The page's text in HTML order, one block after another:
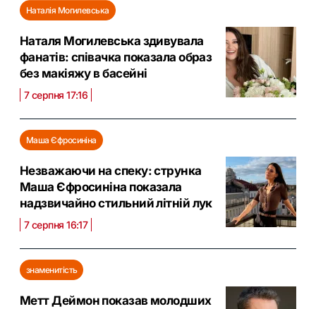
Наталія Могилевська
Наталя Могилевська здивувала
фанатів: співачка показала образ
без макіяжу в басейні
7 серпня 17:16
Маша Єфросиніна
Незважаючи на спеку: струнка
Маша Єфросиніна показала
надзвичайно стильний літній лук
7 серпня 16:17
знаменитість
Метт Деймон показав молодших